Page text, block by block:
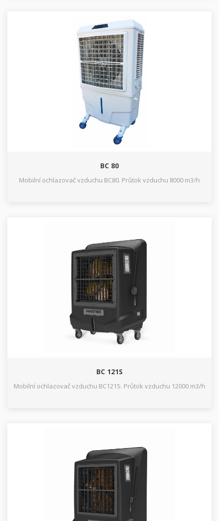
BC 80
Mobilní ochlazovač vzduchu BC80. Průtok vzduchu 8000 m3/h
BC 121S
Mobilní ochlazovač vzduchu BC121S. Průtok vzduchu 12000 m3/h